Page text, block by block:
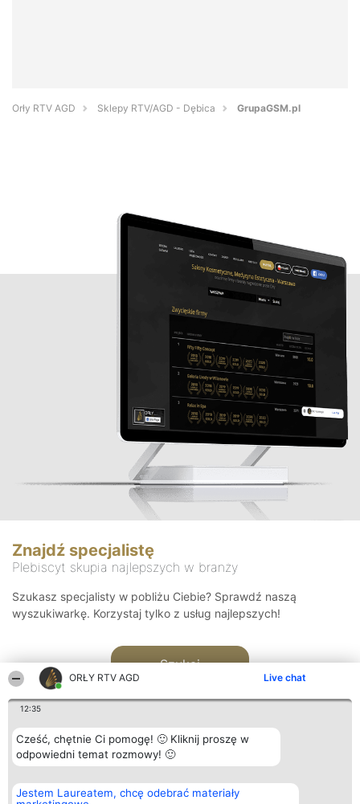
ORŁY RTV AGD Live chat
12:35
Cześć, chętnie Ci pomogę! 🙂 Kliknij proszę w
odpowiedni temat rozmowy! 🙂
Jestem Laureatem, chcę odebrać materiały
Orły RTV AGD Sklepy RTV/AGD - Dębica GrupaGSM.pl
Znajdź specjalistę
Plebiscyt skupia najlepszych w branży
Szukasz specjalisty w pobliżu Ciebie? Sprawdź naszą
wyszukiwarkę. Korzystaj tylko z usług najlepszych!
Szukaj
Organizator plebiscytu
Bright Side Solutions sp. z o.
Plebiscyt
Laureaci
Kontakt
Kontakt